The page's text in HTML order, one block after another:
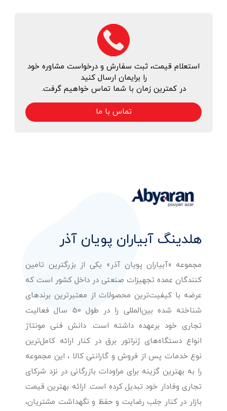
استعلام قیمت، ثبت سفارش و درخواست مشاوره خود
را برایمان ارسال کنید
در کمترین زمان با شما تماس خواهیم گرفت.
تماس با ما
هلدینگ آبیاران پویان آذر
مجموعه «آبیاران پویان آذر» یکی از بزرگترین تامین
کنندگان عمده تجهیزات صنعتی در داخل کشور است که
عرضه با کیفیت‌ترین محصولات از معتبرترین برندهای
شناخته شده بین‌المللی را در طول 50 سال فعالیت
تجاری خود برعهده داشته است. دانش فنی مونتاژ
انواع دستگاه‌های ژنراتور برق در کنار ارائه کامل‌ترین
نوع خدمات پس از فروش و گارانتی کالا ، این مجموعه
را به بهترین گزینه برای مراودات بازرگانی در نزد شرکای
تجاری وفادار خود تبدیل کرده است. ارائه بهترین قیمت
بازار در کنار جلب رضایت و حفظ و نگهداشت مشتریان،